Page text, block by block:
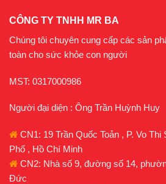
CÔNG TY TNHH MR BA
Chúng tôi chuyên cung cấp các sản
toàn cho sức khỏe con người
MST: 0317000986
Người đại diện : Ông Trần Huỳnh Huy
CN1: 19 Trần Quốc Toản , P. Vo Thi
Phố , Hồ Chí Minh
CN2: Nhà số 9, đường số 14,
Đức